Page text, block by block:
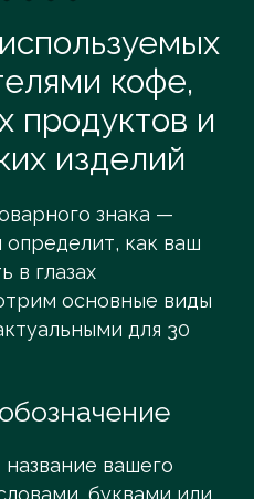
кофе,
продуктов и
изделий
знака —
как ваш
в глазах
основные виды
для 30
вашего